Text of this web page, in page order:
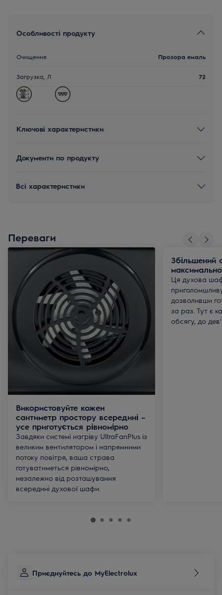
Особливості продукту
Очищення Прозора емаль
Загрузка, Л 72
Ключові характеристики
Документи по продукту
Всі характеристики
Переваги
Використовуйте кожен
сантиметр простору всередині –
усе приготується рівномірно
Завдяки системі нагріву UltraFanPlus із
великим вентилятором і напрямними
потоку повітря, ваша страва
готуватиметься рівномірно,
незалежно від розташування
всередині духової шафи.
Збільшений
Ця духова
дозволивши
за раз. Тут є
обсягу, до
Приєднуйтесь до MyElectrolux